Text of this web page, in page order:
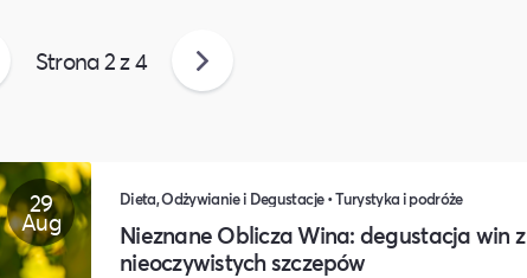
Strona2z4
29
Aug
Dieta, Odżywianie i Degustacje • Turystyka i podróże
Nieznane Oblicza Wina: degustacja win z
nieoczywistych szczepów